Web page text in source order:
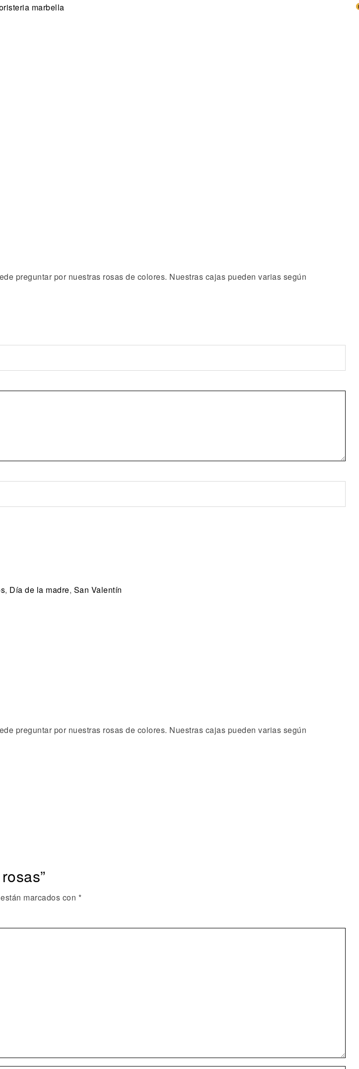
preguntar por nuestras rosas de colores. Nuestras cajas pueden varias según
, Día de la madre, San Valentín
preguntar por nuestras rosas de colores. Nuestras cajas pueden varias según
marcados con *